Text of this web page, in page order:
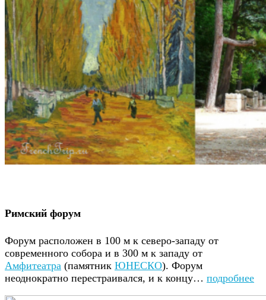
Римский форум
Форум расположен в 100 м к северо-западу от
современного собора и в 300 м к западу от
Амфитеатра (памятник ЮНЕСКО). Форум
неоднократно перестраивался, и к концу… подробнее